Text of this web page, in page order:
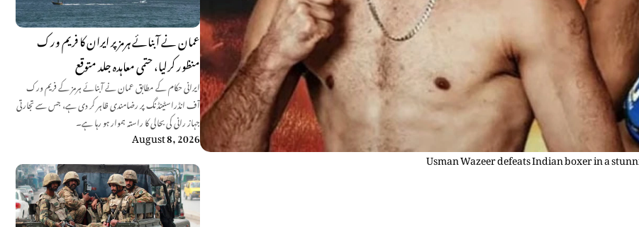
عمان نے آبنائے ہرمز پر ایران کا فریم ورک
منظور کرلیا، حتمی معاہدہ جلد متوقع
ایرانی حکام کے مطابق عمان نے آبنائے ہرمز کے فریم ورک
آف انڈراسٹینڈنگ پر رضامندی ظاہر کر دی ہے، جس سے تجارتی
جہاز رانی کی بحالی کا راستہ ہموار ہو رہا ہے۔
August 8, 2026
Usman Wazeer defeats Indian boxer in a